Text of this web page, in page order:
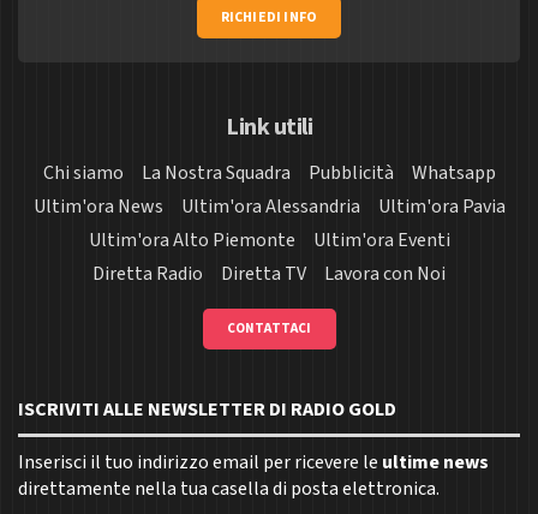
RICHIEDI INFO
Link utili
Chi siamo La Nostra Squadra Pubblicità
Whatsapp
Ultim'ora News
Ultim'ora Alessandria
Ultim'ora Pavia
Ultim'ora Alto Piemonte
Ultim'ora Eventi
Diretta Radio
Diretta TV Lavora con Noi
CONTATTACI
ISCRIVITI ALLE NEWSLETTER DI RADIO GOLD
Inserisci il tuo indirizzo email per ricevere le ultime news
direttamente nella tua casella di posta elettronica.